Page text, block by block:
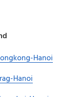
Hanoi
Hanoi